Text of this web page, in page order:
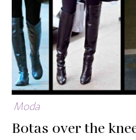
Moda
Botas over the